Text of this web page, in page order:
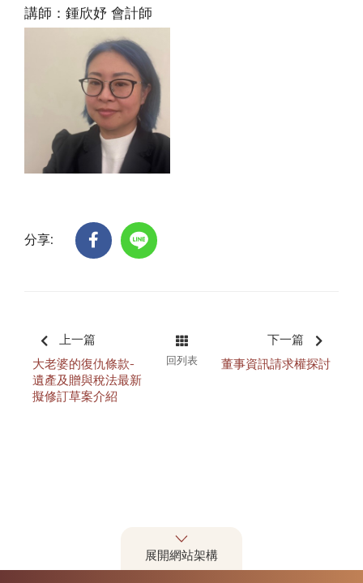
講師：鍾欣妤 會計師
分享:
上一篇
大老婆的復仇條款-
遺產及贈與稅法最新
擬修訂草案介紹
回列表
下一篇
董事資訊請求權探討
展開網站架構